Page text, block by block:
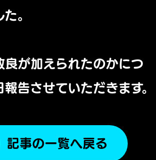
。
良が加えられたのかにつ
告させていただきます。
記事の一覧へ戻る